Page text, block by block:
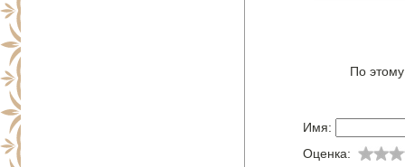
По
Имя:
Оценка: